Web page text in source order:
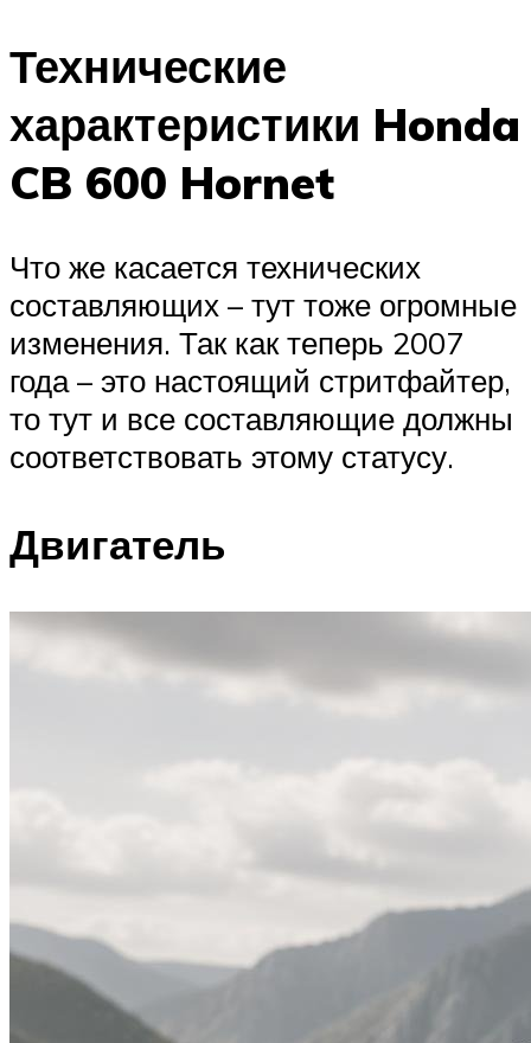
Технические
характеристики Honda
CB 600 Hornet
Что же касается технических
составляющих – тут тоже огромные
изменения. Так как теперь 2007
года – это настоящий стритфайтер,
то тут и все составляющие должны
соответствовать этому статусу.
Двигатель